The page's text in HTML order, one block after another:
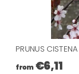
PRUNUS
from €6,11